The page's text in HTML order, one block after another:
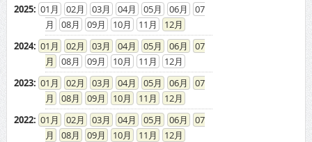
2025: 01 02 03 04 05 06
07
08
09 10 11
12
2024: 01 02 03 04 05 06
07
08
09 10 11
12
2023: 01 02 03 04 05 06
07
08
09 10 11
12
2022: 01 02 03 04 05 06
07
08
09 10 11
12